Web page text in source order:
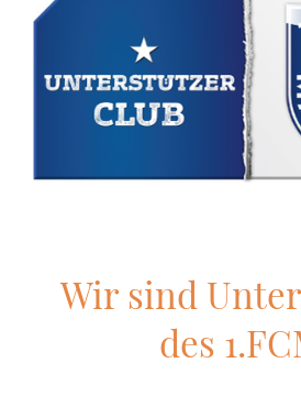
Wir sind
des